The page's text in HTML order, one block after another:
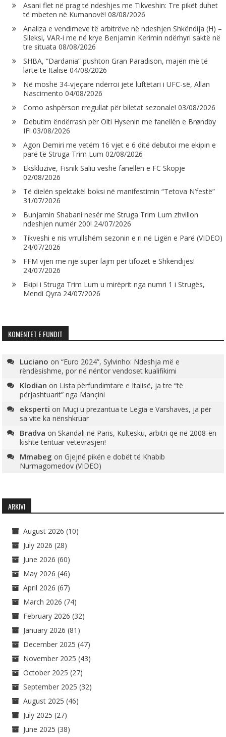
Asani flet në prag të ndeshjes me Tikveshin: Tre pikët duhet
të mbeten në Kumanovë! 08/08/2026
Analiza e vendimeve të arbitrëve në ndeshjen Shkëndija (H) –
Sileksi, VAR-i me në krye Benjamin Kerimin ndërhyri saktë në
tre situata 08/08/2026
SHBA, “Dardania” pushton Gran Paradison, majën më të
lartë të Italisë 04/08/2026
Në moshë 34-vjeçare ndërroi jetë luftëtari i UFC-së, Allan
Nascimento 04/08/2026
Como ashpërson rregullat për biletat sezonale! 03/08/2026
Debutim ëndërrash për Olti Hysenin me fanellën e Brøndby
IF! 03/08/2026
Agon Demiri me vetëm 16 vjet e 6 ditë debutoi me ekipin e
parë të Struga Trim Lum 02/08/2026
Ekskluzive, Fisnik Saliu veshë fanellën e FC Skopje
02/08/2026
Të dielën spektakël boksi në manifestimin “Tetova N’festë”
31/07/2026
Bunjamin Shabani nesër me Struga Trim Lum zhvillon
ndeshjen numër 200! 24/07/2026
Tikveshi e nis vrrullshëm sezonin e ri në Ligën e Parë (VIDEO)
24/07/2026
FFM vjen me një super lajm për tifozët e Shkëndijës!
24/07/2026
Ekipi i Struga Trim Lum u mirëprit nga numri 1 i Strugës,
Mendi Qyra 24/07/2026
KOMENTET E FUNDIT
Luciano on“Euro 2024”, Sylvinho: Ndeshja më e
rëndësishme, por në nëntor vendoset kualifikimi
Klodian on Lista përfundimtare e Italisë, ja tre “të
përjashtuarit” nga Mançini
eksperti on Muçi u prezantua te Legia e Varshavës, ja për
sa vite ka nënshkruar
Bradva onSkandali në Paris, Kultesku, arbitri që në 2008-ën
kishte tentuar vetëvrasjen!
Mmabeg onGjejnë pikën e dobët të Khabib
Nurmagomedov (VIDEO)
ARKIVI
August 2026 (10)
July 2026 (28)
June 2026 (60)
May 2026 (46)
April 2026 (67)
March 2026 (74)
February 2026 (32)
January 2026 (81)
December 2025 (47)
November 2025 (43)
October 2025 (27)
September 2025 (32)
August 2025 (46)
July 2025 (27)
June 2025 (38)